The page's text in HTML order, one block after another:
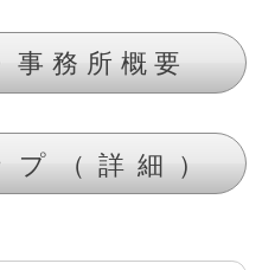
事務所概要
（詳細）